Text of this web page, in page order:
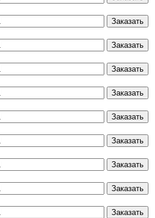
Заказать
Заказать
Заказать
Заказать
Заказать
Заказать
Заказать
Заказать
Заказать